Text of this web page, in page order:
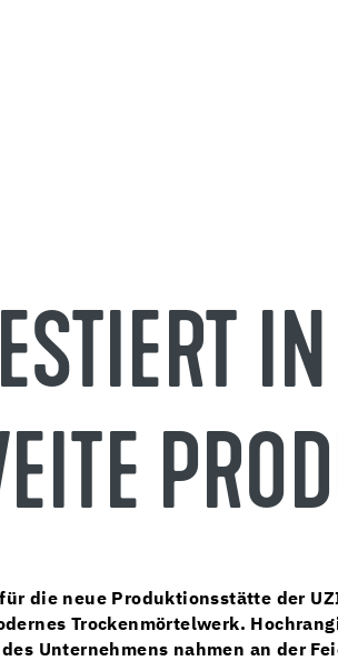
die neue Produktionsstätte der
Trockenmörtelwerk.
Unternehmens nahmen an der